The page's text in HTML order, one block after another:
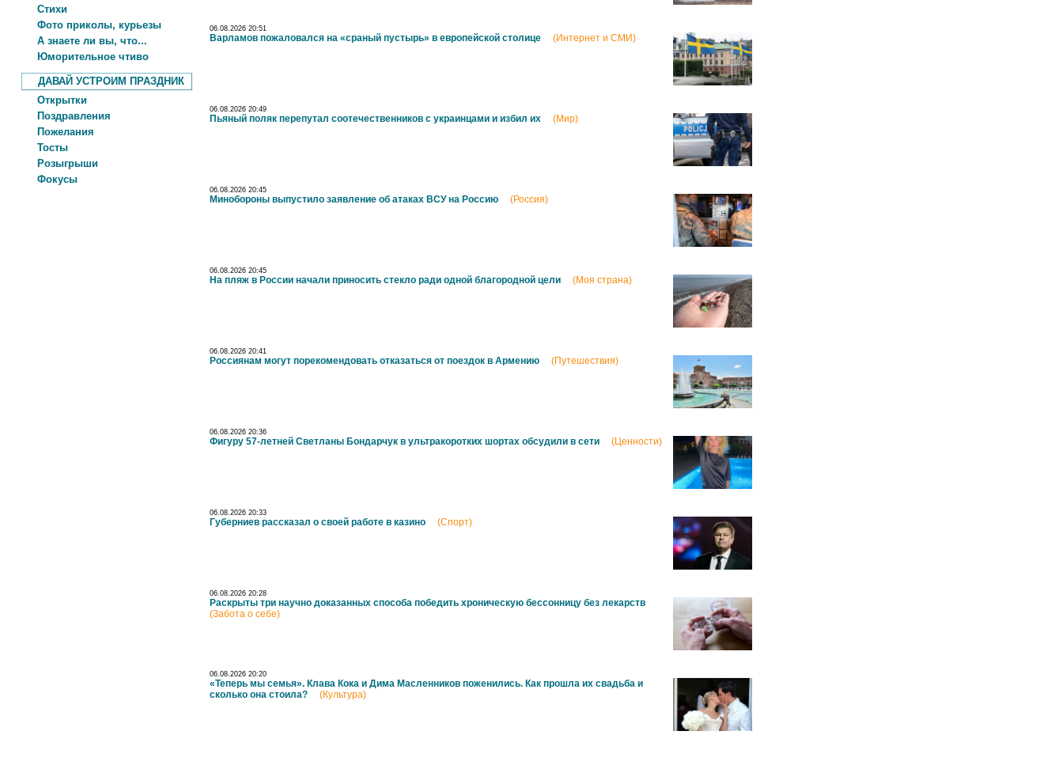
Стихи
Фото приколы, курьезы
А знаете ли вы, что...
Юморительное чтиво
ДАВАЙ УСТРОИМ ПРАЗДНИК
Открытки
Поздравления
Пожелания
Тосты
Розыгрыши
Фокусы
06.08.2026 20:51
Варламов пожаловался на «сраный пустырь» в европейской столице (Интернет и СМИ)
06.08.2026 20:49
Пьяный поляк перепутал соотечественников с украинцами и избил их (Мир)
06.08.2026 20:45
Минобороны выпустило заявление об атаках ВСУ на Россию (Россия)
06.08.2026 20:45
На пляж в России начали приносить стекло ради одной благородной цели (Моя страна)
06.08.2026 20:41
Россиянам могут порекомендовать отказаться от поездок в Армению (Путешествия)
06.08.2026 20:36
Фигуру 57-летней Светланы Бондарчук в ультракоротких шортах обсудили в сети (Ценности)
06.08.2026 20:33
Губерниев рассказал о своей работе в казино (Спорт)
06.08.2026 20:28
Раскрыты три научно доказанных способа победить хроническую бессонницу без лекарств
(Забота о себе)
06.08.2026 20:20
«Теперь мы семья». Клава Кока и Дима Масленников поженились. Как прошла их свадьба и
сколько она стоила?
(Культура)